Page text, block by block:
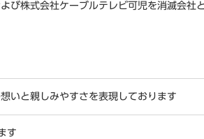
び株式会社ケーブルテレビ可児を消滅会社
いと親しみやすさを表現しております
す